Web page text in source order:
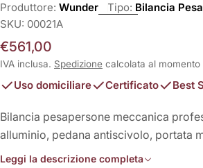
Produttore: Wunder Tipo: Bilancia
SKU: 00021A
Prezzo
normale
€561,00
IVA inclusa. Spedizione calcolata al momento
Uso domiciliare Certificato Best
Bilancia pesapersone meccanica
alluminio, pedana antiscivolo, portata
Leggi la descrizione completa